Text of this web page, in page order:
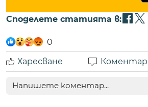
Споделете статията в:
0
Харесване
Коментар